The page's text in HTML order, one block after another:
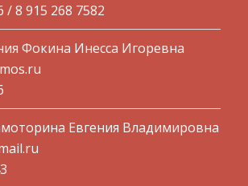
/ 8 915 268 7582
Фокина Инесса Игоревна
Евгения Владимировна